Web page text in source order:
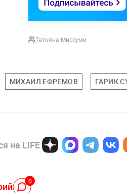
Татьяна Миссуми
МИХАИЛ ЕФРЕМОВ ГАРИК
на LIFE
0